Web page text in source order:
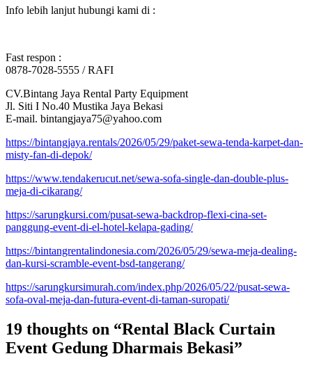
Info lebih lanjut hubungi kami di :
Fast respon :
0878-7028-5555 / RAFI
CV.Bintang Jaya Rental Party Equipment
Jl. Siti I No.40 Mustika Jaya Bekasi
E-mail. bintangjaya75@yahoo.com
https://bintangjaya.rentals/2026/05/29/paket-sewa-tenda-karpet-dan-
misty-fan-di-depok/
https://www.tendakerucut.net/sewa-sofa-single-dan-double-plus-
meja-di-cikarang/
https://sarungkursi.com/pusat-sewa-backdrop-flexi-cina-set-
panggung-event-di-el-hotel-kelapa-gading/
https://bintangrentalindonesia.com/2026/05/29/sewa-meja-dealing-
dan-kursi-scramble-event-bsd-tangerang/
https://sarungkursimurah.com/index.php/2026/05/22/pusat-sewa-
sofa-oval-meja-dan-futura-event-di-taman-suropati/
19 thoughts on “Rental Black Curtain
Event Gedung Dharmais Bekasi”